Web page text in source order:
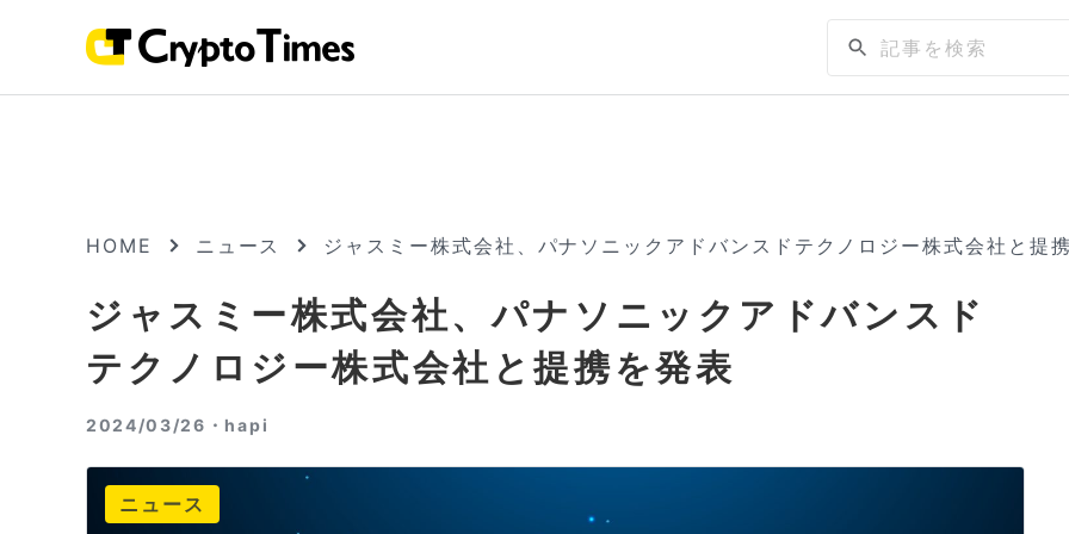
HOME ニュース ジャスミー株式会社、パナソニックアドバンスドテクノロジー株式会社と提
ジャスミー株式会社、パナソニックアドバンスド
テクノロジー株式会社と提携を発表
2024/03/26・ hapi
ニュース